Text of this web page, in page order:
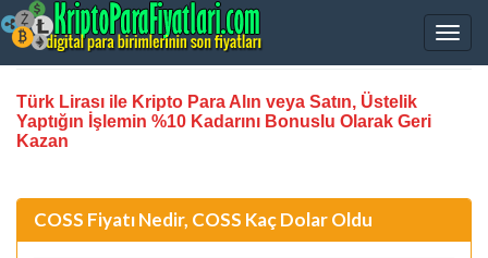
Türk Lirası ile Kripto Para Alın veya Satın, Üstelik
Yaptığın İşlemin %10 Kadarını Bonuslu Olarak Geri
Kazan
COSS Fiyatı Nedir, COSS Kaç Dolar Oldu